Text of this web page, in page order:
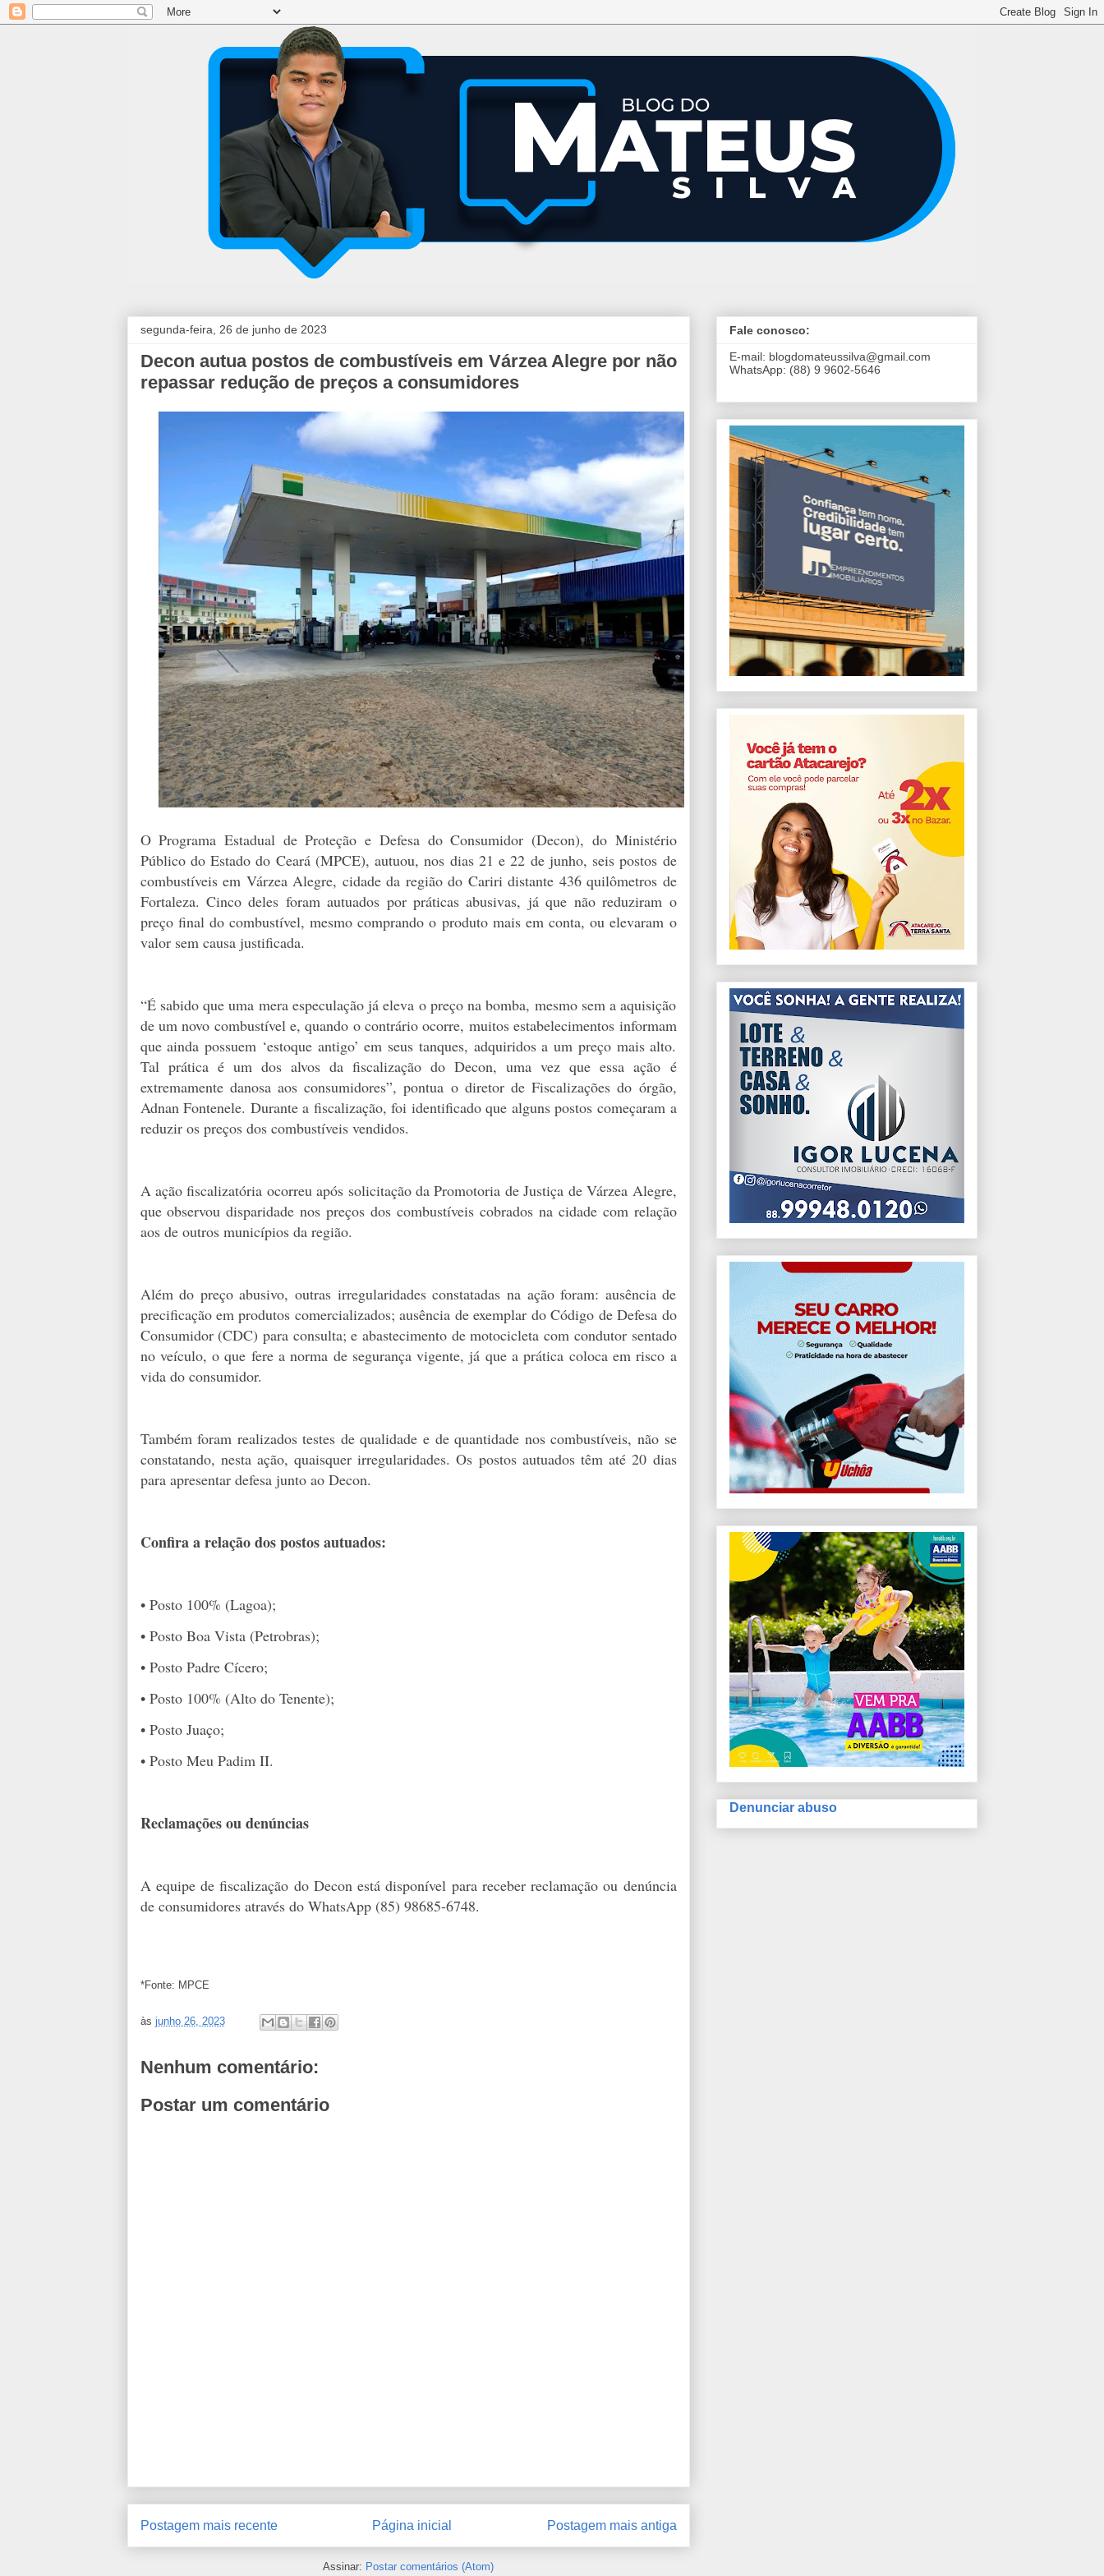
segunda-feira, 26 de junho de 2023
Decon autua postos de combustíveis em Várzea Alegre por não
repassar redução de preços a consumidores
O Programa Estadual de Proteção e Defesa do Consumidor (Decon), do Ministério
Público do Estado do Ceará (MPCE), autuou, nos dias 21 e 22 de junho, seis postos de
combustíveis em Várzea Alegre, cidade da região do Cariri distante 436 quilômetros de
Fortaleza. Cinco deles foram autuados por práticas abusivas, já que não reduziram o
preço final do combustível, mesmo comprando o produto mais em conta, ou elevaram o
valor sem causa justificada.
“É sabido que uma mera especulação já eleva o preço na bomba, mesmo sem a aquisição
de um novo combustível e, quando o contrário ocorre, muitos estabelecimentos informam
que ainda possuem ‘estoque antigo’ em seus tanques, adquiridos a um preço mais alto.
Tal prática é um dos alvos da fiscalização do Decon, uma vez que essa ação é
extremamente danosa aos consumidores”, pontua o diretor de Fiscalizações do órgão,
Adnan Fontenele. Durante a fiscalização, foi identificado que alguns postos começaram a
reduzir os preços dos combustíveis vendidos.
A ação fiscalizatória ocorreu após solicitação da Promotoria de Justiça de Várzea Alegre,
que observou disparidade nos preços dos combustíveis cobrados na cidade com relação
aos de outros municípios da região.
Além do preço abusivo, outras irregularidades constatadas na ação foram: ausência de
precificação em produtos comercializados; ausência de exemplar do Código de Defesa do
Consumidor (CDC) para consulta; e abastecimento de motocicleta com condutor sentado
no veículo, o que fere a norma de segurança vigente, já que a prática coloca em risco a
vida do consumidor.
Também foram realizados testes de qualidade e de quantidade nos combustíveis, não se
constatando, nesta ação, quaisquer irregularidades. Os postos autuados têm até 20 dias
para apresentar defesa junto ao Decon.
Confira a relação dos postos autuados:
• Posto 100% (Lagoa);
• Posto Boa Vista (Petrobras);
• Posto Padre Cícero;
• Posto 100% (Alto do Tenente);
• Posto Juaço;
• Posto Meu Padim II.
Reclamações ou denúncias
A equipe de fiscalização do Decon está disponível para receber reclamação ou denúncia
de consumidores através do WhatsApp (85) 98685-6748.
*Fonte: MPCE
às junho 26, 2023
Nenhum comentário:
Postar um comentário
Postagem mais recente Postagem mais antiga
Página inicial
Assinar: Postar comentários (Atom)
Fale conosco:
E-mail: blogdomateussilva@gmail.com
WhatsApp: (88) 9 9602-5646
Denunciar abuso